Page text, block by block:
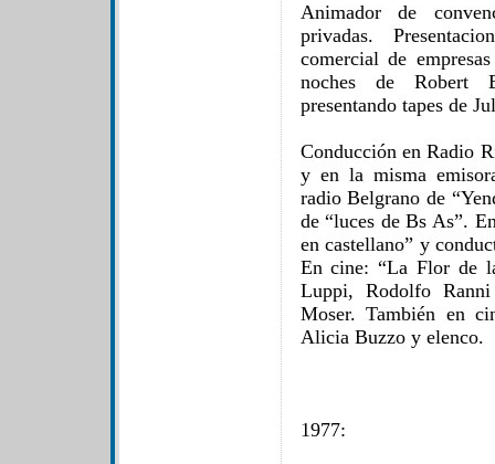
Animador de
privadas.
comercial de
noches de Robert
presentando tapes de
Conducción en Radio
y en la misma
radio Belgrano de
de “luces de Bs As”.
en castellano” y
En cine: “La Flor de
Luppi, Rodolfo
Moser. También en
Alicia Buzzo y elenco.
1977: